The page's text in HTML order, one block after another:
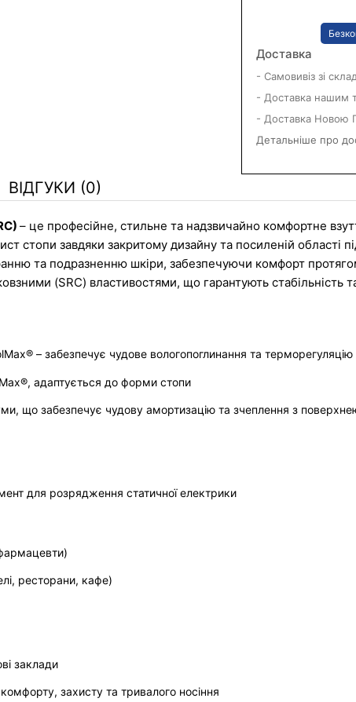
Доставка
- Самовивіз зі
- Доставка нашим
- Доставка Новою
Детальніше про
ВІДГУКИ (0)
– це професійне, стильне та надзвичайно комфортне
стопи завдяки закритому дизайну та посиленій області
та подразненню шкіри, забезпечуючи комфорт
(SRC) властивостями, що гарантують стабільність
– забезпечує чудове вологопоглинання та терморегуляцію
адаптується до форми стопи
що забезпечує чудову амортизацію та зчеплення з
для розрядження статичної електрики
ресторани, кафе)
заклади
захисту та тривалого носіння